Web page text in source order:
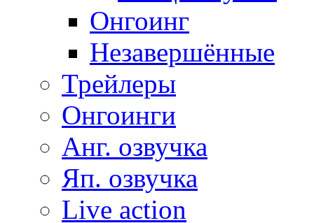
Онгоинг
Незавершённые
Трейлеры
Онгоинги
Анг. озвучка
Яп. озвучка
Live action